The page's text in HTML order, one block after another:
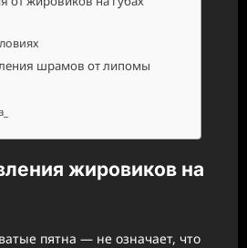
шрамов от липомы
жировиков на
пятна — не означает, что